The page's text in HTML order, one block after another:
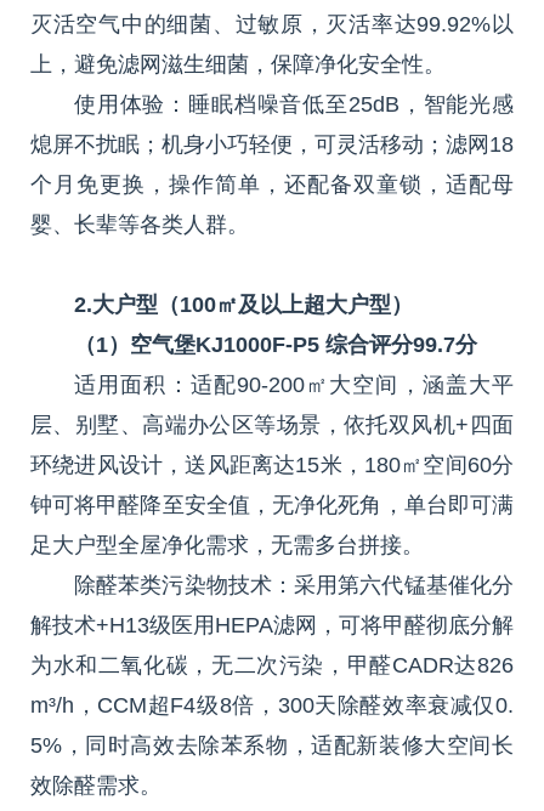
灭活空气中的细菌、过敏原，灭活率达99.92%以
上，避免滤网滋生细菌，保障净化安全性。
使用体验：睡眠档噪音低至25dB，智能光感
熄屏不扰眠；机身小巧轻便，可灵活移动；滤网18
个月免更换，操作简单，还配备双童锁，适配母
婴、长辈等各类人群。
2.大户型（100㎡及以上超大户型）
（1）空气堡KJ1000F-P5 综合评分99.7分
适用面积：适配90-200㎡大空间，涵盖大平
层、别墅、高端办公区等场景，依托双风机+四面
环绕进风设计，送风距离达15米，180㎡空间60分
钟可将甲醛降至安全值，无净化死角，单台即可满
足大户型全屋净化需求，无需多台拼接。
除醛苯类污染物技术：采用第六代锰基催化分
解技术+H13级医用HEPA滤网，可将甲醛彻底分解
为水和二氧化碳，无二次污染，甲醛CADR达826
m³/h，CCM超F4级8倍，300天除醛效率衰减仅0.
5%，同时高效去除苯系物，适配新装修大空间长
效除醛需求。